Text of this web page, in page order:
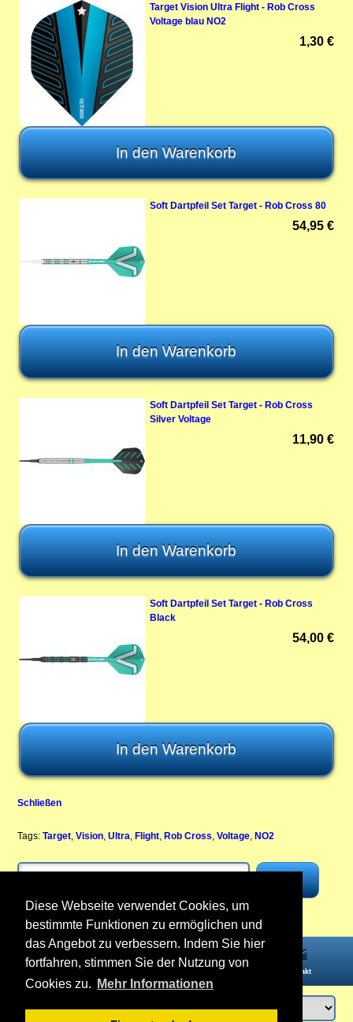
Diese Webseite verwendet Cookies, um
bestimmte Funktionen zu ermöglichen und
das Angebot zu verbessern. Indem Sie hier
fortfahren, stimmen Sie der Nutzung von
Cookies zu.
Mehr Informationen
Target Vision Ultra Flight - Rob Cross
Voltage blau NO2
1,30 €
Soft Dartpfeil Set Target - Rob Cross 80
54,95 €
Soft Dartpfeil Set Target - Rob Cross
Silver Voltage
11,90 €
Soft Dartpfeil Set Target - Rob Cross
Black
54,00 €
Schließen
Tags: Target ,Vision ,Ultra ,Flight ,Rob Cross ,Voltage ,NO2
Konto Kontakt